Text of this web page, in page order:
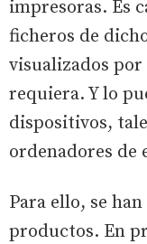
impresoras. Es
ficheros de
visualizados
requiera. Y lo
dispositivos,
ordenadores de
Para ello, se
productos. En